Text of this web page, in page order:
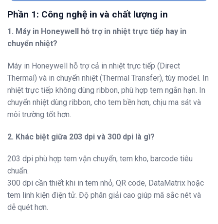
Phần 1: Công nghệ in và chất lượng in
1. Máy in Honeywell hỗ trợ in nhiệt trực tiếp hay in
chuyển nhiệt?
Máy in Honeywell hỗ trợ cả in nhiệt trực tiếp (Direct
Thermal) và in chuyển nhiệt (Thermal Transfer), tùy model. In
nhiệt trực tiếp không dùng ribbon, phù hợp tem ngắn hạn. In
chuyển nhiệt dùng ribbon, cho tem bền hơn, chịu ma sát và
môi trường tốt hơn.
2. Khác biệt giữa 203 dpi và 300 dpi là gì?
203 dpi phù hợp tem vận chuyển, tem kho, barcode tiêu
chuẩn.
300 dpi cần thiết khi in tem nhỏ, QR code, DataMatrix hoặc
tem linh kiện điện tử. Độ phân giải cao giúp mã sắc nét và
dễ quét hơn.